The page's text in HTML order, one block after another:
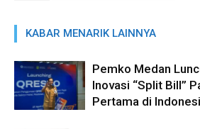
KABAR MENARIK LAINNYA
Pemko Medan
Inovasi “Split Bill”
Pertama di